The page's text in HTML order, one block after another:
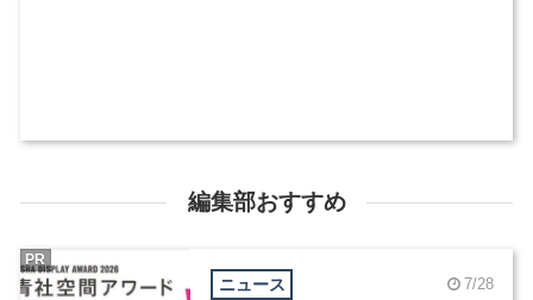
編集部おすすめ
ニュース 7/28
PR